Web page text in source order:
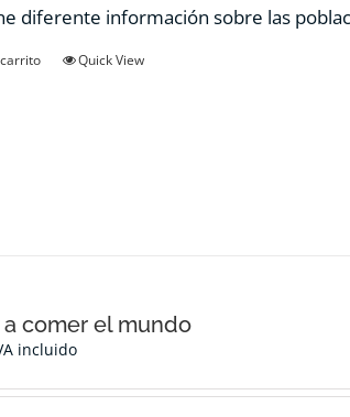
diferente información sobre las
Quick View
a comer el mundo
incluido